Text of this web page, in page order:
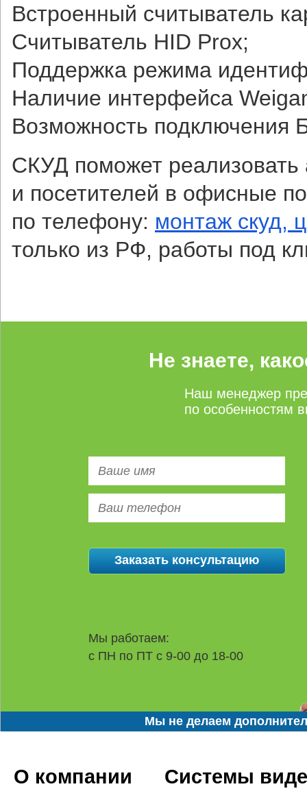
Встроенный считыватель
Считыватель HID Prox;
Поддержка режима
Наличие интерфейса
Возможность подключения
СКУД поможет реализовать
и посетителей в офисные
по телефону: монтаж скуд,
только из РФ, работы под
Не знаете,
Наш менеджер
по особенностям
Мы работаем:
с ПН по ПТ с 9-00 до 18-00
Мы не делаем
О компании Системы